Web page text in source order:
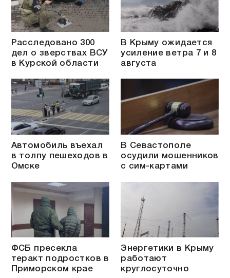
Расследовано 300
дел о зверствах ВСУ
в Курской области
В Крыму ожидается
усиление ветра 7 и 8
августа
Автомобиль въехал
в толпу пешеходов в
Омске
В Севастополе
осудили мошенников
с сим-картами
ФСБ пресекла
теракт подростков в
Приморском крае
Энергетики в Крыму
работают
круглосуточно